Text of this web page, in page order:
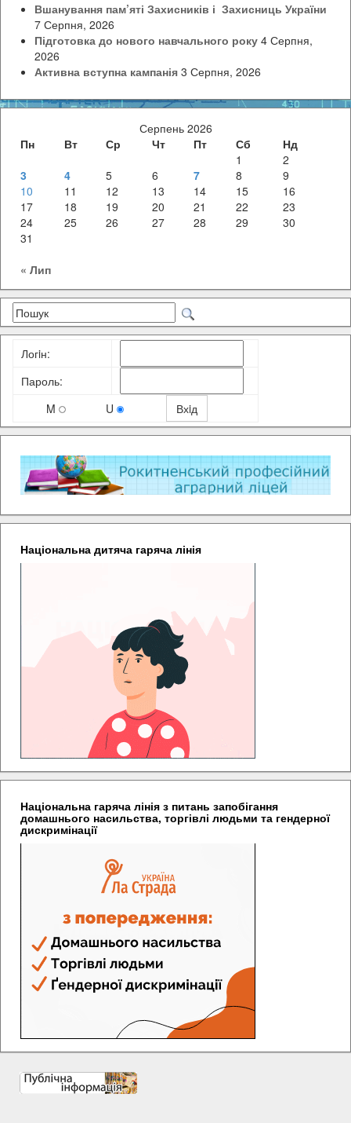
Вшанування пам’яті Захисників і Захисниць України
7 Серпня, 2026
Підготовка до нового навчального року 4 Серпня,
2026
Активна вступна кампанія 3 Серпня, 2026
Серпень 2026
Пн
Вт Ср Чт Пт Сб
Нд
1
2
3
4 5 6 7 8
9
10
11 12 13 14 15
16
17
18 19 20 21 22
23
24
25 26 27 28 29
30
31
« Лип
Логiн:
Пароль:
M
U
Національна дитяча гаряча лінія
Національна гаряча лінія з питань запобігання
домашнього насильства, торгівлі людьми та гендерної
дискримінації